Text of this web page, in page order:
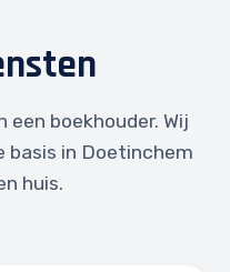
boekhouder. Wij
basis in Doetinchem
huis.